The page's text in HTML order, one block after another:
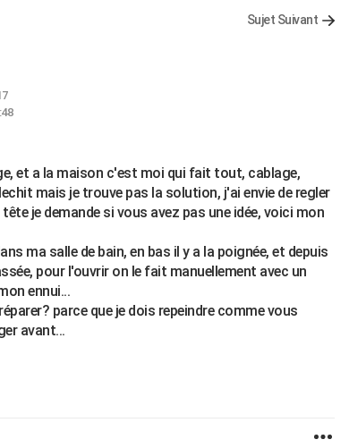
Sujet Suivant
et a la maison c'est moi qui fait tout, cablage,
mais je trouve pas la solution, j'ai envie de regler
je demande si vous avez pas une idée, voici mon
ma salle de bain, en bas il y a la poignée, et depuis
pour l'ouvrir on le fait manuellement avec un
ennui...
parce que je dois repeindre comme vous
avant...